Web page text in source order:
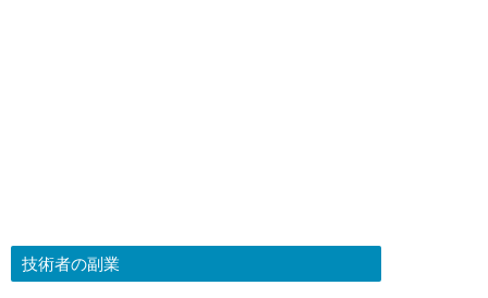
技術者の副業